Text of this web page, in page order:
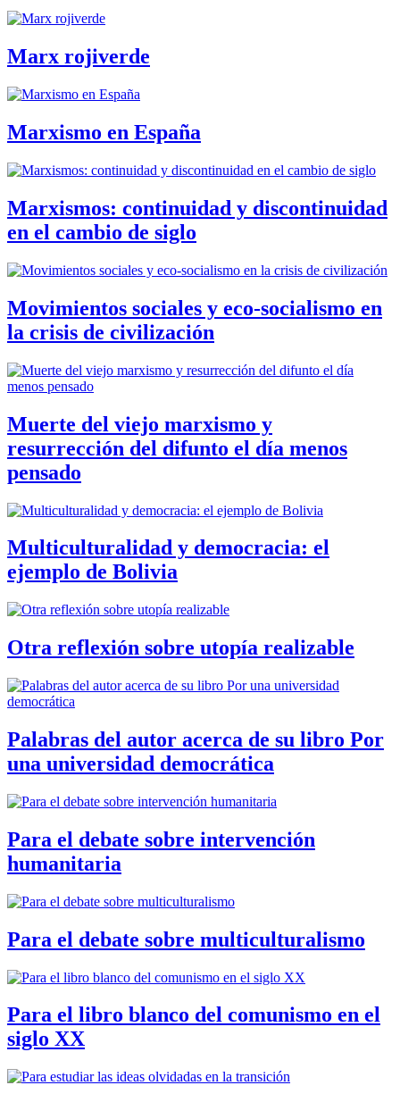
Marx rojiverde
Marxismo en España
Marxismos: continuidad y discontinuidad
en el cambio de siglo
Movimientos sociales y eco-socialismo en
la crisis de civilización
Muerte del viejo marxismo y
resurrección del difunto el día menos
pensado
Multiculturalidad y democracia: el
ejemplo de Bolivia
Otra reflexión sobre utopía realizable
Palabras del autor acerca de su libro Por
una universidad democrática
Para el debate sobre intervención
humanitaria
Para el debate sobre multiculturalismo
Para el libro blanco del comunismo en el
siglo XX